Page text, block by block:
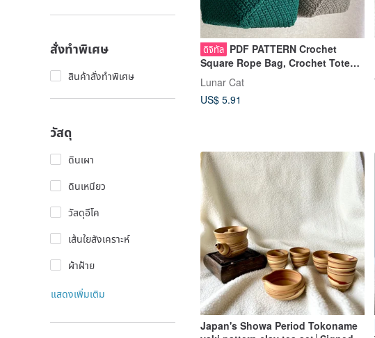
สั่งทำพิเศษ
สินค้าสั่งทำพิเศษ
วัสดุ
ดินเผา
ดินเหนียว
วัสดุอีโค
เส้นใยสังเคราะห์
ผ้าฝ้าย
แสดงเพิ่มเติม
ดิจิทัล PDF PATTERN Crochet
Square Rope Bag, Crochet Tote
Bag Pattern
Lunar Cat
US$ 5.91
Japan's Showa Period Tokoname